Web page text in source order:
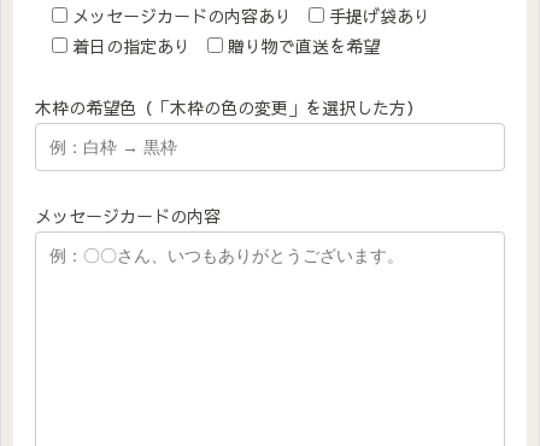
メッセージカードの内容あり
手提げ袋あり
着日の指定あり
贈り物で直送を希望
木枠の希望色（「木枠の色の変更」を選択した方）
メッセージカードの内容